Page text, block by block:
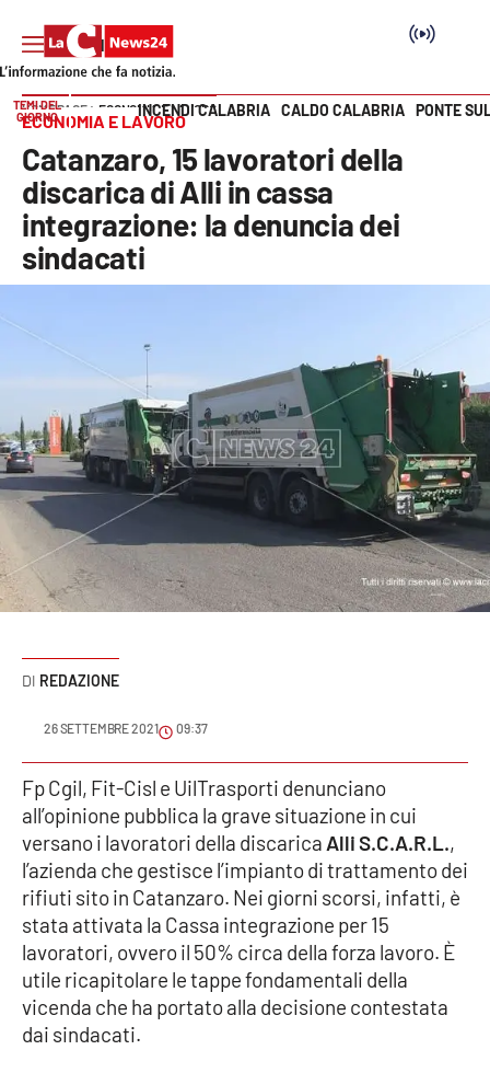
SEZIONI
Cronaca
Politica
Attualità
Economia e lavoro
Italia Mondo
Sanità
Sport
Cultura
Podcast
Meteo
Editoriali
VIDEO
Ambiente
Cronaca
Cultura
Vai
TEMI DEL
GIORNO
INCENDI CALABRIA CALDO CALABRIA PONTE
HOME PAGE ECONOMIA E LAVORO
ECONOMIA E LAVORO
Catanzaro, 15 lavoratori della
discarica di Alli in cassa
integrazione: la denuncia dei
sindacati
REDAZIONE
26 SETTEMBRE 2021 09:37
Fp Cgil, Fit-Cisl e UilTrasporti denunciano
all’opinione pubblica la grave situazione in cui
versano i lavoratori della discarica Alli S.C.A.R.L.,
l’azienda che gestisce l’impianto di trattamento dei
rifiuti sito in Catanzaro. Nei giorni scorsi, infatti, è
stata attivata la Cassa integrazione per 15
lavoratori, ovvero il 50% circa della forza lavoro. È
utile ricapitolare le tappe fondamentali della
vicenda che ha portato alla decisione contestata
dai sindacati.